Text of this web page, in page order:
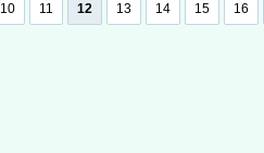
10 11 12 13 14 15 16